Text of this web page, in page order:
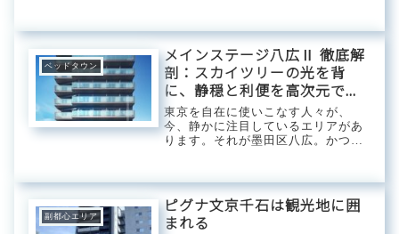
である池袋駅周辺に誕生する大規模
タワーレジデンスです。JR、私鉄、
地下鉄の複数路...
ベッドタウン
メインステージ八広Ⅱ 徹底解
剖：スカイツリーの光を背
に、静穏と利便を高次元でパ
ッケージする「イーストサイ
ドの隠れ家的名邸」
東京を自在に使いこなす人々が、
今、静かに注目しているエリアがあ
ります。それが墨田区八広。かつて
の街に、さらなる進化を遂げて誕生
したのが「メインステージ八広Ⅱ」
です。ここは単なる...
副都心エリア
ピグナ文京千石は観光地に囲
まれる